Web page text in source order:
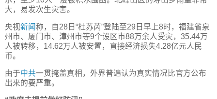
大，易发次生灾害。
央视新闻称，自28日“杜苏芮”登陆至29日早上8时，福建省泉
州市、厦门市、漳州市等9个设区市88万余人受灾，35.44万
人被转移，14.62万人被安置，直接经济损失4.28亿元人民
币。
由于中共一贯掩盖真相，外界普遍认为真实情况比官方公布
出来的要严重。